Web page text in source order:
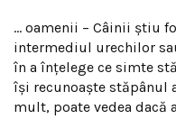
… oamenii – Câinii ştiu
intermediul urechilor
în a înţelege ce simte
îşi recunoaşte stăpânul
mult, poate vedea dacă